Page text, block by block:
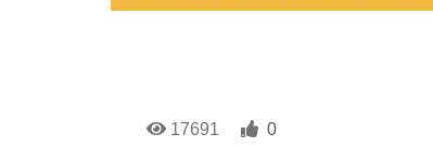
17691 0